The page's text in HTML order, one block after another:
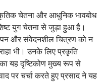
चेतना और आधुनिक भावबोध
युग चेतना से जुड़ा हुआ है।
और संवेदनशील चित्रण को न
भी। उनके लिए प्रकृति
यह दृष्टिकोण मुख्य रूप से
पर चर्चा करते हुए प्रसाद ने यह